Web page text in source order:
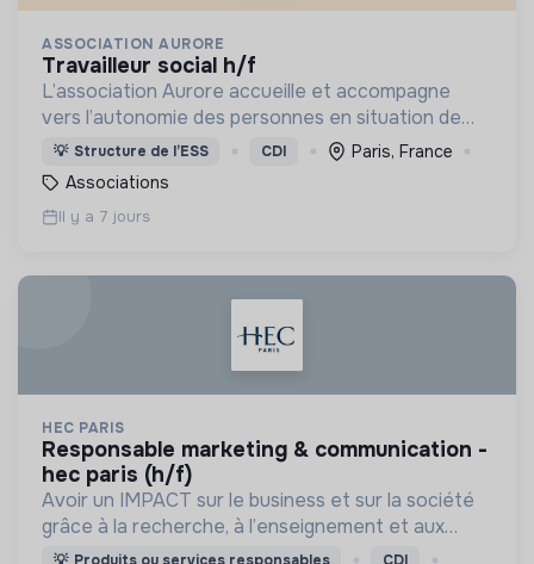
ASSOCIATION AURORE
travailleur social h/f
L’association Aurore accueille et accompagne
vers l’autonomie des personnes en situation de
précarité ou d’exclusion via l’hébergement, les
soins et l’insertion sociale et professionnelle.
💡 Structure de l’ESS CDI
Paris, France
Associations
Il y a 7 jours
HEC PARIS
responsable marketing & communication -
hec paris (h/f)
Avoir un IMPACT sur le business et sur la société
grâce à la recherche, à l’enseignement et aux
actions que nous menons, et ainsi contribuer à un